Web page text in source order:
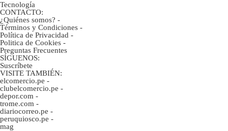
Tecnología
CONTACTO:
¿Quiénes somos? -
Términos y Condiciones -
Política de Privacidad -
Politica de Cookies -
Preguntas Frecuentes
SÍGUENOS:
Suscríbete
VISITE TAMBIÉN:
elcomercio.pe -
clubelcomercio.pe -
depor.com -
trome.com -
diariocorreo.pe -
peruquiosco.pe -
mag